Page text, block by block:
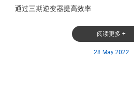
通过三期逆变器提高效率
阅读更多 +
28 May 2022